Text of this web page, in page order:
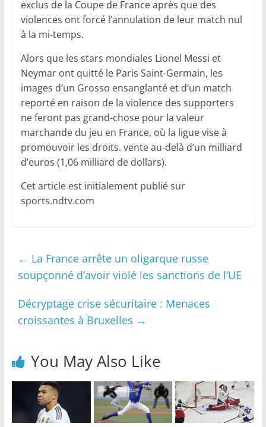
exclus de la Coupe de France après que des
violences ont forcé l’annulation de leur match nul
à la mi-temps.
Alors que les stars mondiales Lionel Messi et
Neymar ont quitté le Paris Saint-Germain, les
images d’un Grosso ensanglanté et d’un match
reporté en raison de la violence des supporters
ne feront pas grand-chose pour la valeur
marchande du jeu en France, où la ligue vise à
promouvoir les droits. vente au-delà d’un milliard
d’euros (1,06 milliard de dollars).
Cet article est initialement publié sur
sports.ndtv.com
← La France arrête un oligarque russe
soupçonné d’avoir violé les sanctions de l’UE
Décryptage crise sécuritaire : Menaces
croissantes à Bruxelles →
You May Also Like